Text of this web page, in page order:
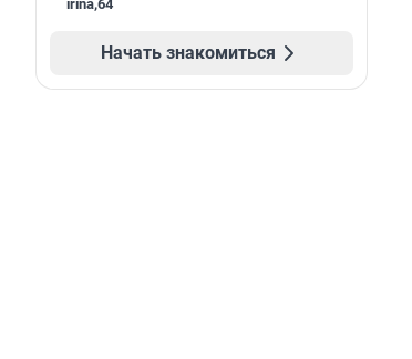
irina,64
Начать знакомиться